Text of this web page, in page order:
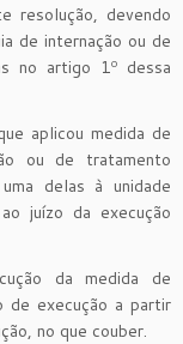
resolução, devendo
de internação ou de
no artigo 1º dessa
aplicou medida de
ou de tratamento
delas à unidade
juízo da execução
da medida de
de execução a partir
no que couber.